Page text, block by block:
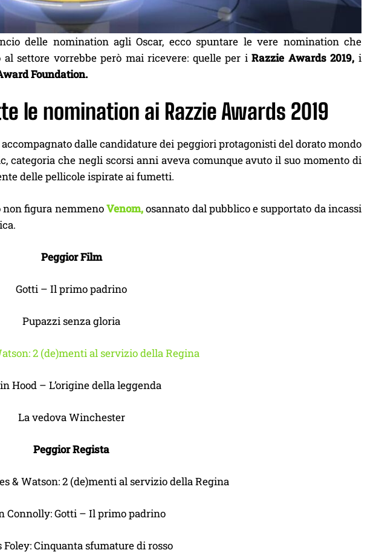
delle nomination agli Oscar, ecco spuntare le vere nomination che
settore vorrebbe però mai ricevere: quelle per iRazzie Awards 2019, i
Foundation.
le nomination ai Razzie Awards 2019
accompagnato dalle candidature dei peggiori protagonisti del dorato mondo
categoria che negli scorsi anni aveva comunque avuto il suo momento di
delle pellicole ispirate ai fumetti.
non figura nemmenoVenom,osannato dal pubblico e supportato da incassi
Peggior Film
Gotti – Il primo padrino
Pupazzi senza gloria
2 (de)menti al servizio della Regina
Hood – L’origine della leggenda
La vedova Winchester
Peggior Regista
& Watson: 2 (de)menti al servizio della Regina
Connolly: Gotti – Il primo padrino
Foley: Cinquanta sfumature di rosso